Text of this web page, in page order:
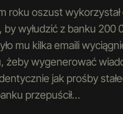
roku oszust
wyłudzić z banku 200
mu kilka emaili
żeby wygenerować
jak prośby
przepuścił…